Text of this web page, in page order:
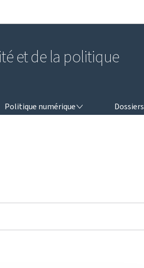
et de la politique
Politique numérique
Dossiers